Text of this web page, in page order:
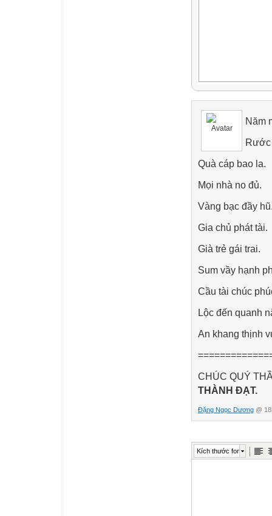
Năm
Rước
Quà cáp bao la.
Mọi nhà no đủ.
Vàng bạc đầy
Gia chủ phát tài.
Già trẻ gái trai.
Sum vầy hạnh
Cầu tài chúc
Lộc đến quanh
An khang thịnh
CHÚC QUÝ
THÀNH ĐẠT.
Đặng Ngọc Dương @
Kích thước font